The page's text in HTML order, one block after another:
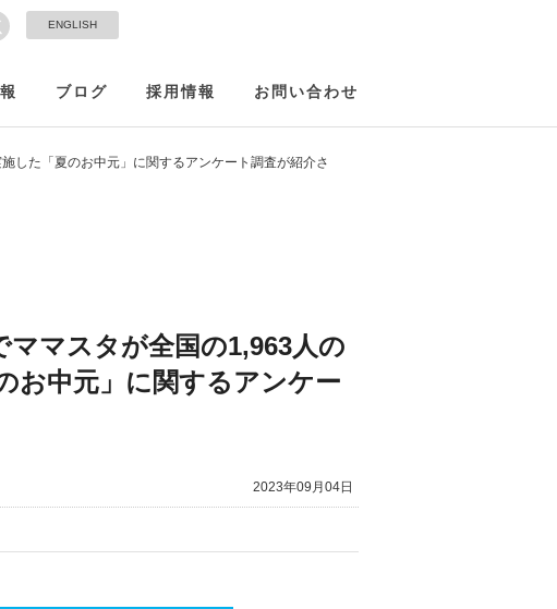
ENGLISH
ブログ 採用情報 お問い合わせ
した「夏のお中元」に関するアンケート調査が紹介さ
マスタが全国の1,963人の
お中元」に関するアンケー
2023年09月04日